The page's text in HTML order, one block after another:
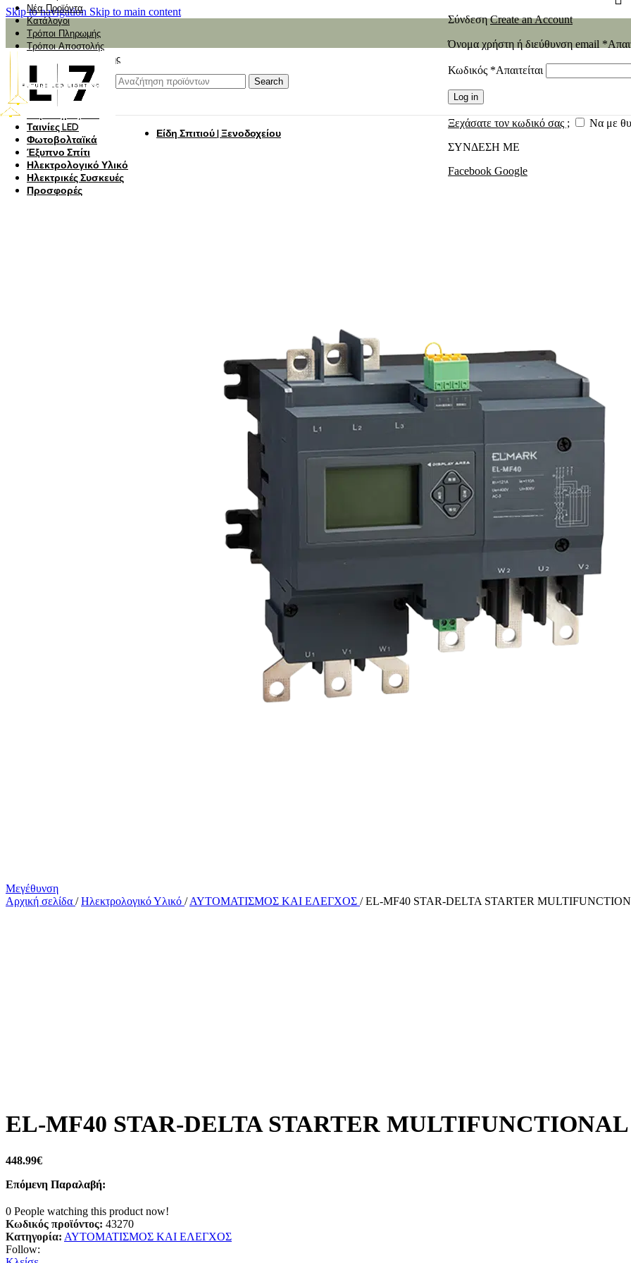
Skip to navigation Skip to main content
Νέα Προϊόντα
Κατάλογοι
Τρόποι Πληρωμής
Τρόποι Αποστολής
Αναζήτηση Αποστολής
Αξιολόγηση
Search
ΣύνδεσηCreate an Account
Όνομα χρήστη ή διεύθυνση email *
Κωδικός *Απαιτείται
Log in
Ξεχάσατε τον κωδικό σας ;
Να με
ΣΥΝΔΕΣΗ ΜΕ
Facebook Google
Φωτιστικά
Φωτιστικά Κήπου
Πάνελ Οροφής
Ταινίες LED
Φωτοβολταϊκά
Έξυπνο Σπίτι
Ηλεκτρολογικό Υλικό
Ηλεκτρικές Συσκευές
Προσφορές
Είδη Σπιτιού | Ξενοδοχείου
Μεγέθυνση
Αρχική σελίδα / Ηλεκτρολογικό Υλικό / ΑΥΤΟΜΑΤΙΣΜΟΣ ΚΑΙ ΕΛΕΓΧΟΣ / EL-MF40 STAR-DELTA STARTER
EL-MF40 STAR-DELTA STARTER MULTIFUNCTIONAL
448.99€
Επόμενη Παραλαβή:
0 People watching this product now!
Κωδικός προϊόντος: 43270
Κατηγορία: ΑΥΤΟΜΑΤΙΣΜΟΣ ΚΑΙ ΕΛΕΓΧΟΣ
Follow: